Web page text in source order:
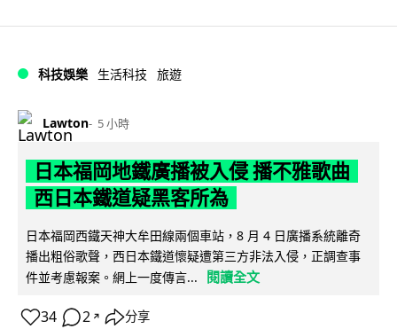
科技娛樂 生活科技 旅遊
Lawton 5 小時
日本福岡地鐵廣播被入侵 播不雅歌曲
西日本鐵道疑黑客所為
日本福岡西鐵天神大牟田線兩個車站，8 月 4 日廣播系統離奇
播出粗俗歌聲，西日本鐵道懷疑遭第三方非法入侵，正調查事
件並考慮報案。網上一度傳言...
閱讀全文
34 2 ↗ 分享